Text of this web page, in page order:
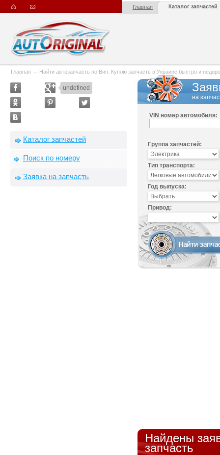
Главная Каталог запчастей
Главная → Найти автозапчасть по Вин. Куплю запчасть в Украине быстро и
undefined
Каталог запчастей
Поиск по номеру
Заявка на запчасть
на
VIN номер автомобиля:
Группа запчастей:
Тип транспорта:
Год выпуска:
Привод:
Найдены
запчасть